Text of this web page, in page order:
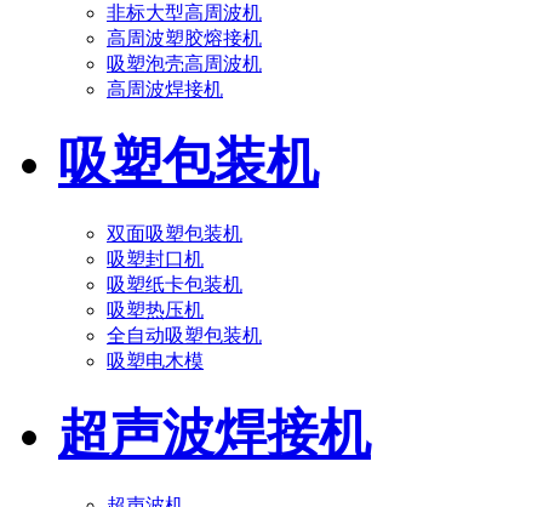
非标大型高周波机
高周波塑胶熔接机
吸塑泡壳高周波机
高周波焊接机
吸塑包装机
双面吸塑包装机
吸塑封口机
吸塑纸卡包装机
吸塑热压机
全自动吸塑包装机
吸塑电木模
超声波焊接机